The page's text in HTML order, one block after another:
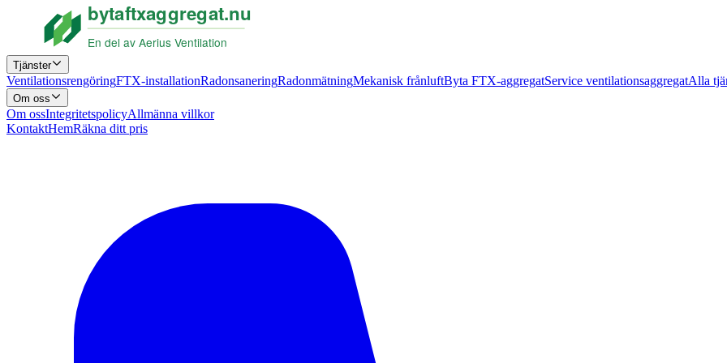
Tjänster
VentilationsrengöringFTX-installationRadonsaneringRadonmätningMekanisk frånluftByta FTX-aggregatService ventilationsaggregatAlla
Om oss
Om ossIntegritetspolicyAllmänna villkor
KontaktHemRäkna ditt pris